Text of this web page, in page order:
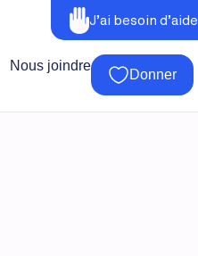
J’ai besoin d’aide
Nous joindre
Donner